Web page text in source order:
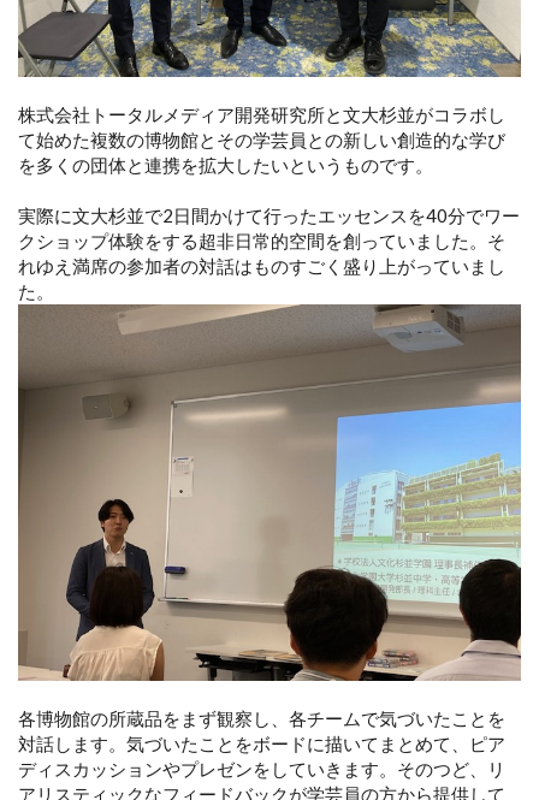
株式会社トータルメディア開発研究所と文大杉並がコラボし
て始めた複数の博物館とその学芸員との新しい創造的な学び
を多くの団体と連携を拡大したいというものです。
実際に文大杉並で2日間かけて行ったエッセンスを40分でワー
クショップ体験をする超非日常的空間を創っていました。そ
れゆえ満席の参加者の対話はものすごく盛り上がっていまし
た。
各博物館の所蔵品をまず観察し、各チームで気づいたことを
対話します。気づいたことをボードに描いてまとめて、ピア
ディスカッションやプレゼンをしていきます。そのつど、リ
アリスティックなフィードバックが学芸員の方から提供して